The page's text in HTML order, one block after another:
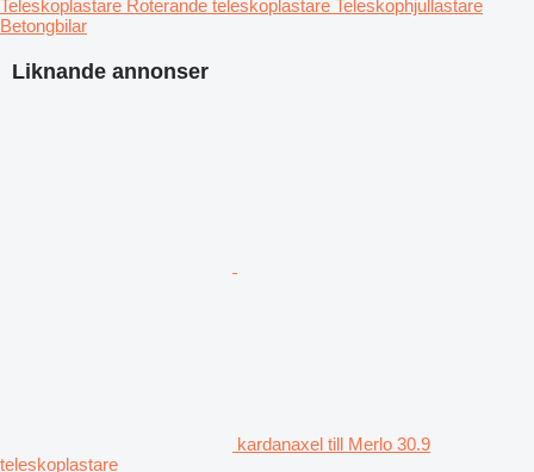
Liknande annonser
kardanaxel till Merlo 30.9
teleskoplastare
Teleskoplastare Roterande teleskoplastare Teleskophjullastare
Betongbilar